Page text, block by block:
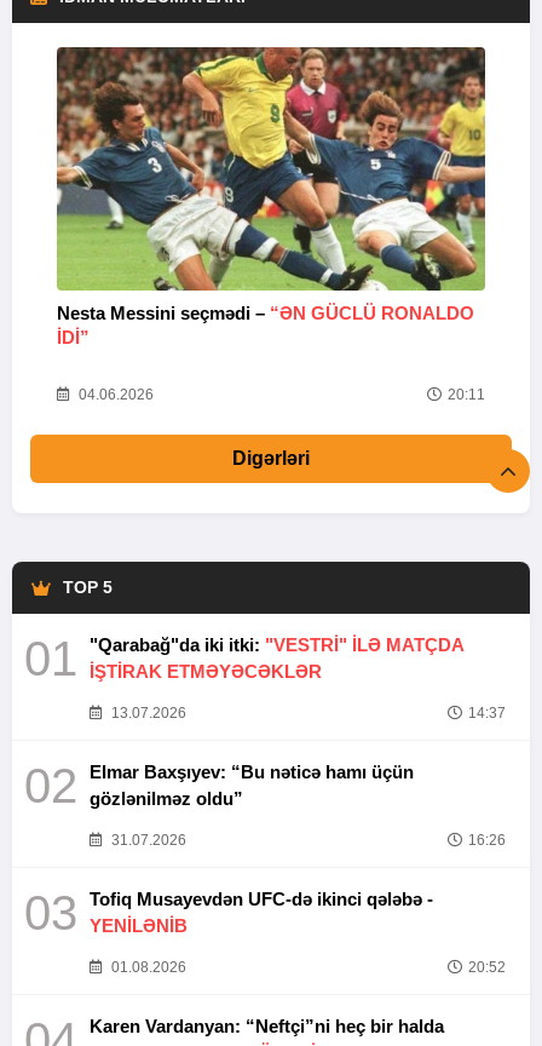
Nesta Messini seçmədi – “ƏN GÜCLÜ RONALDO
IDI”
04.06.2026 20:11
Digərləri
TOP 5
01 "Qarabağ"da iki itki: "VESTRİ" İLƏ MATÇDA
İŞTİRAK ETMƏYƏCƏKLƏR
13.07.2026 14:37
02
Elmar Baxşıyev: “Bu nəticə hamı üçün
gözlənilməz oldu”
31.07.2026 16:26
03
Tofiq Musayevdən UFC-də ikinci qələbə -
YENİLƏNİB
01.08.2026 20:52
Karen Vardanyan: “Neftçi”ni heç bir halda